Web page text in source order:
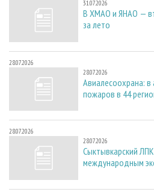
31.07.2026
В ХМАО и ЯНАО —
за лето
28.07.2026
28.07.2026
Авиалесоохрана: в
пожаров в 44
28.07.2026
28.07.2026
Сыктывкарский
международным